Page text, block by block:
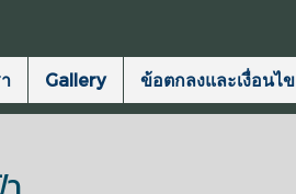
Gallery ข้อตกลงและเงื่อนไข